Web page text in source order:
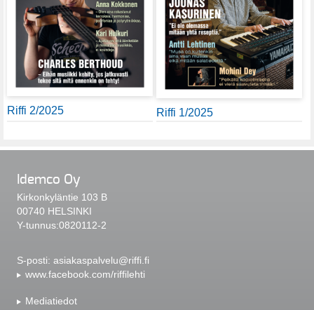
Riffi 2/2025 Riffi 1/2025
Idemco Oy
Kirkonkyläntie 103 B
00740 HELSINKI
Y-tunnus:0820112-2
S-posti: asiakaspalvelu@riffi.fi
www.facebook.com/riffilehti
Mediatiedot